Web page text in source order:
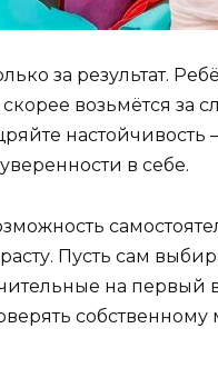
за результат.
скорее возьмётся за
настойчивость
в себе.
Пусть сам
на первый